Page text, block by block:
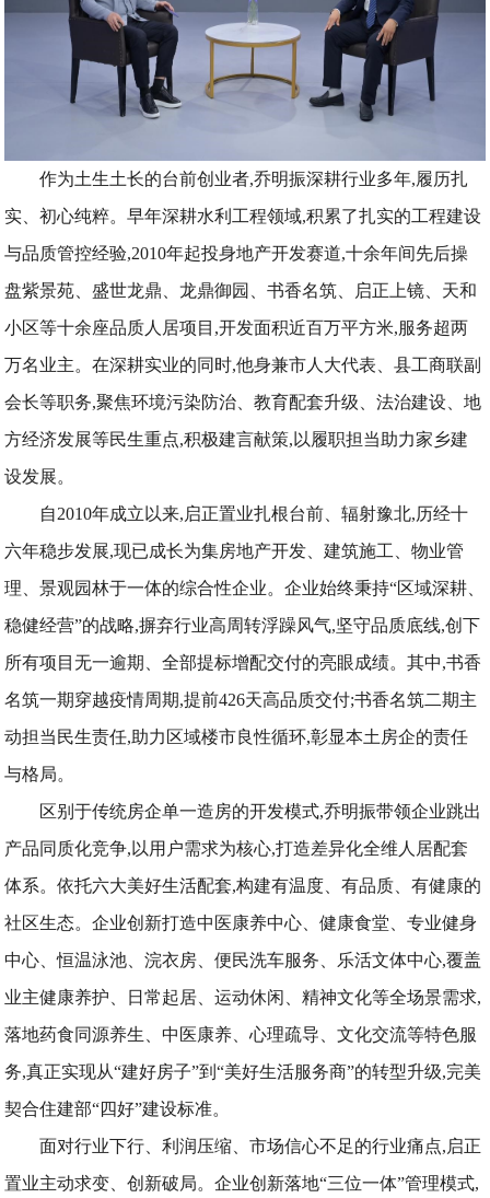
作为土生土长的台前创业者,乔明振深耕行业多年,履历扎
实、初心纯粹。早年深耕水利工程领域,积累了扎实的工程建设
与品质管控经验,2010年起投身地产开发赛道,十余年间先后操
盘紫景苑、盛世龙鼎、龙鼎御园、书香名筑、启正上镜、天和
小区等十余座品质人居项目,开发面积近百万平方米,服务超两
万名业主。在深耕实业的同时,他身兼市人大代表、县工商联副
会长等职务,聚焦环境污染防治、教育配套升级、法治建设、地
方经济发展等民生重点,积极建言献策,以履职担当助力家乡建
设发展。
自2010年成立以来,启正置业扎根台前、辐射豫北,历经十
六年稳步发展,现已成长为集房地产开发、建筑施工、物业管
理、景观园林于一体的综合性企业。企业始终秉持“区域深耕、
稳健经营”的战略,摒弃行业高周转浮躁风气,坚守品质底线,创下
所有项目无一逾期、全部提标增配交付的亮眼成绩。其中,书香
名筑一期穿越疫情周期,提前426天高品质交付;书香名筑二期主
动担当民生责任,助力区域楼市良性循环,彰显本土房企的责任
与格局。
区别于传统房企单一造房的开发模式,乔明振带领企业跳出
产品同质化竞争,以用户需求为核心,打造差异化全维人居配套
体系。依托六大美好生活配套,构建有温度、有品质、有健康的
社区生态。企业创新打造中医康养中心、健康食堂、专业健身
中心、恒温泳池、浣衣房、便民洗车服务、乐活文体中心,覆盖
业主健康养护、日常起居、运动休闲、精神文化等全场景需求,
落地药食同源养生、中医康养、心理疏导、文化交流等特色服
务,真正实现从“建好房子”到“美好生活服务商”的转型升级,完美
契合住建部“四好”建设标准。
面对行业下行、利润压缩、市场信心不足的行业痛点,启正
置业主动求变、创新破局。企业创新落地“三位一体”管理模式,